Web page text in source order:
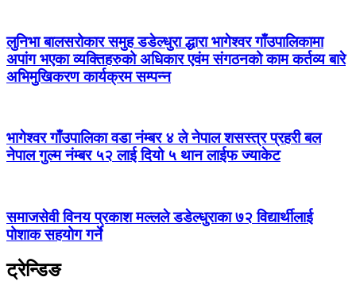
लुनिभा बालसरोकार समुह डडेल्धुरा द्धारा भागेश्वर गाँउपालिकामा
अपांग भएका व्यक्तिहरुको अधिकार एवंम संगठनको काम कर्तव्य बारे
अभिमुखिकरण कार्यक्रम सम्पन्न
भागेश्वर गाँउपालिका वडा नंम्बर ४ ले नेपाल शसस्त्र प्रहरी बल
नेपाल गुल्म नंम्बर ५२ लाई दियो ५ थान लाईफ ज्याकेट
समाजसेवी विनय प्रकाश मल्लले डडेल्धुराका ७२ विद्यार्थीलाई
पोशाक सहयोग गर्ने
ट्रेन्डिङ